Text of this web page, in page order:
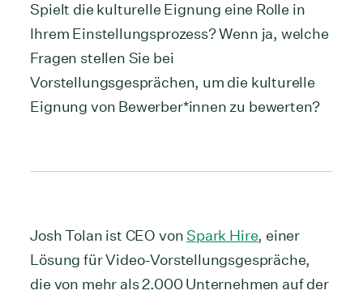
Spielt die kulturelle Eignung eine Rolle in
Ihrem Einstellungsprozess? Wenn ja, welche
Fragen stellen Sie bei
Vorstellungsgesprächen, um die kulturelle
Eignung von Bewerber*innen zu bewerten?
Josh Tolan ist CEO von Spark Hire, einer
Lösung für Video-Vorstellungsgespräche,
die von mehr als 2.000 Unternehmen auf der